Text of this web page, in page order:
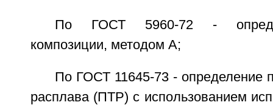
По ГОСТ 5960-72 -
композиции, методом A;
По ГОСТ 11645-73 - определение
расплава (ПТР) с использованием